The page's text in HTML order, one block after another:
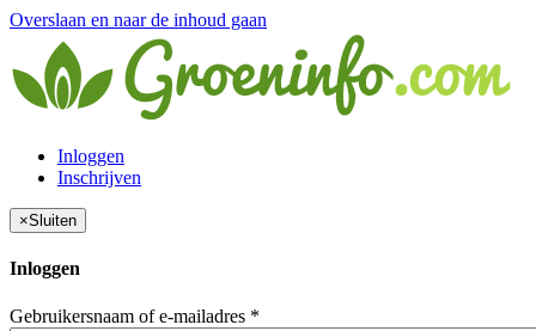
Overslaan en naar de inhoud gaan
Inloggen
Inschrijven
×Sluiten
Inloggen
Gebruikersnaam of e-mailadres *